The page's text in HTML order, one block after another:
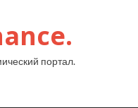
портал.